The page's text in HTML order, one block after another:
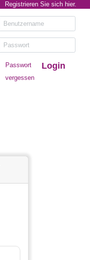
Registrieren Sie sich hier.
Passwort
vergessen
Login